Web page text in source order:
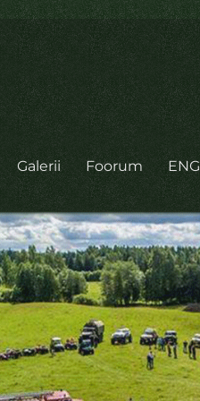
Galerii Foorum ENG